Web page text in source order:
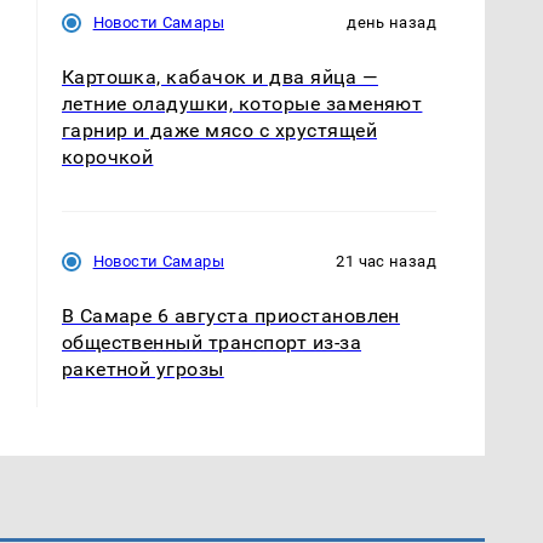
Новости Самары день назад
Картошка, кабачок и два яйца —
летние оладушки, которые заменяют
гарнир и даже мясо с хрустящей
корочкой
Новости Самары 21 час назад
В Самаре 6 августа приостановлен
общественный транспорт из-за
ракетной угрозы